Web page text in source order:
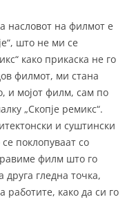
насловот на филмот е
што не ми се
како прикаска не го
филмот, ми стана
и мојот филм, сам по
„Скопје ремикс“.
и суштински
поклопуваат со
филм што го
друга гледна точка,
работите, како да си го